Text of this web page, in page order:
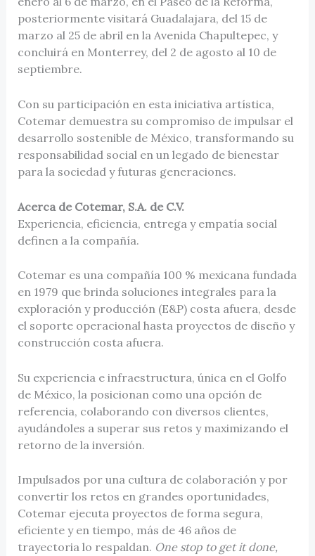
posteriormente visitará Guadalajara, del 15 de
marzo al 25 de abril en la Avenida Chapultepec, y
concluirá en Monterrey, del 2 de agosto al 10 de
septiembre.
Con su participación en esta iniciativa artística,
Cotemar demuestra su compromiso de impulsar el
desarrollo sostenible de México, transformando su
responsabilidad social en un legado de bienestar
para la sociedad y futuras generaciones.
Acerca de Cotemar, S.A. de C.V.
Experiencia, eficiencia, entrega y empatía social
definen a la compañía.
Cotemar es una compañía 100 % mexicana fundada
en 1979 que brinda soluciones integrales para la
exploración y producción (E&P) costa afuera, desde
el soporte operacional hasta proyectos de diseño y
construcción costa afuera.
Su experiencia e infraestructura, única en el Golfo
de México, la posicionan como una opción de
referencia, colaborando con diversos clientes,
ayudándoles a superar sus retos y maximizando el
retorno de la inversión.
Impulsados por una cultura de colaboración y por
convertir los retos en grandes oportunidades,
Cotemar ejecuta proyectos de forma segura,
eficiente y en tiempo, más de 46 años de
trayectoria lo respaldan. One stop to get it done,